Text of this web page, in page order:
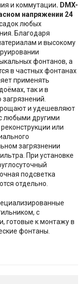
и коммутации. DMX-
напряжении 24
любых
Благодаря
и высокому
фонтанов, а
в частных фонтанах
применять
так и в
и удешевляют
любыми другими
или
загрязнении
При установке
подсветка
отдельно.
с
готовые к монтажу в
фонтаны.